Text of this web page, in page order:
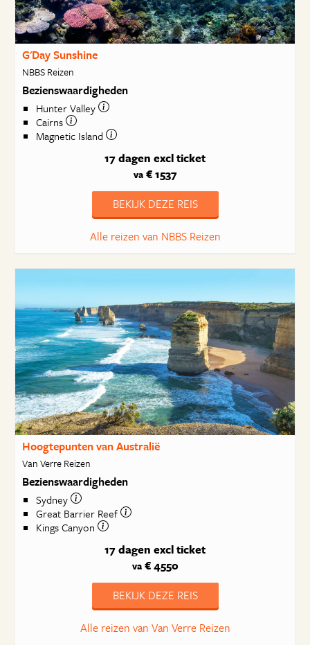
G'Day Sunshine
NBBS Reizen
Bezienswaardigheden
Hunter Valley
Cairns
Magnetic Island
17 dagen excl ticket
va€ 1537
BEKIJK DEZE REIS
Alle reizen van NBBS Reizen
Hoogtepunten van Australië
Van Verre Reizen
Bezienswaardigheden
Sydney
Great Barrier Reef
Kings Canyon
17 dagen excl ticket
va€ 4550
BEKIJK DEZE REIS
Alle reizen van Van Verre Reizen